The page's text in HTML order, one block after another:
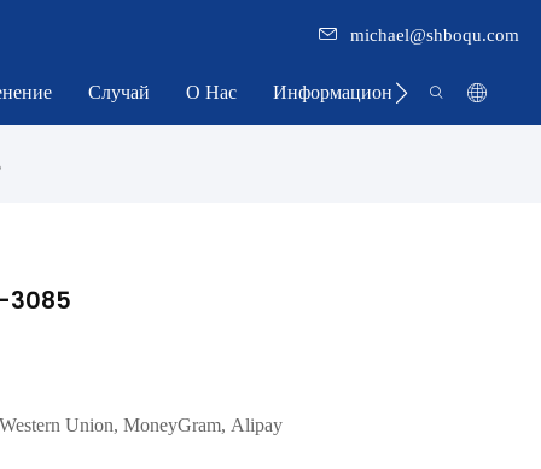
michael@shboqu.com
Случай О Нас Информационный Центр
3085
Union, MoneyGram, Alipay